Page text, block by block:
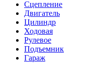
Сцепление
Двигатель
Цилиндр
Ходовая
Рулевое
Подъемник
Гараж